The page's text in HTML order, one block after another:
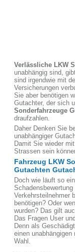
Verlässliche LKW
unabhängig sind,
sind irgendwie mit
Versicherungen
Sie aber benötigen
Gutachter, der sich
Sonderfahrzeuge
draufzahlen.
Daher Denken Sie
unabhängiger
Damit Sie wieder
Strassen sein
Fahrzeug LKW
Gutachten
Doch wie läuft so
Verkehrsteilnehmer
benötigen? Oder
wurden? Das gilt
Das Fragen User
Denn als
einen
Wahl.